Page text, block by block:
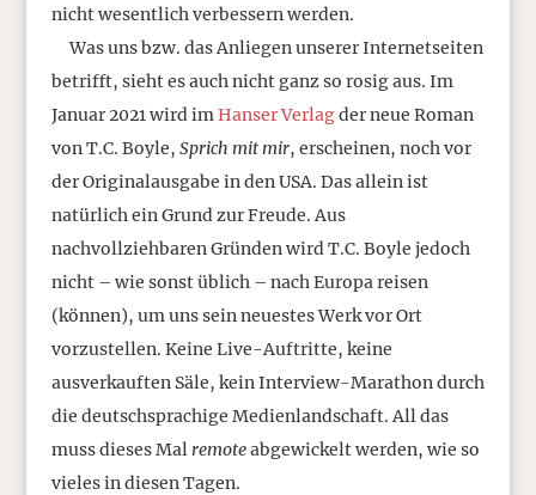
nicht wesentlich verbessern werden.
Was uns bzw. das Anliegen unserer Internetseiten
betrifft, sieht es auch nicht ganz so rosig aus. Im
Januar 2021 wird im Hanser Verlagder neue Roman
von T.C. Boyle, Sprich mit mir, erscheinen, noch vor
der Originalausgabe in den USA. Das allein ist
natürlich ein Grund zur Freude. Aus
nachvollziehbaren Gründen wird T.C. Boyle jedoch
nicht – wie sonst üblich – nach Europa reisen
(können), um uns sein neuestes Werk vor Ort
vorzustellen. Keine Live-Auftritte, keine
ausverkauften Säle, kein Interview-Marathon durch
die deutschsprachige Medienlandschaft. All das
muss dieses Mal remoteabgewickelt werden, wie so
vieles in diesen Tagen.